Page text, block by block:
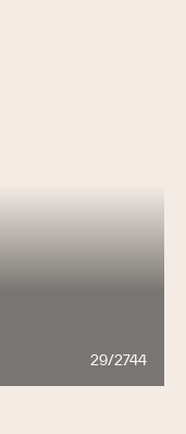
29/2744